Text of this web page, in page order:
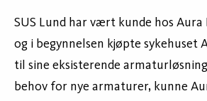
SUS Lund har vært kunde hos Aura
og i begynnelsen kjøpte sykehuset
til sine eksisterende
behov for nye armaturer, kunne